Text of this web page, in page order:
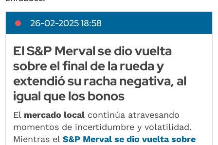
26-02-2025 18:58
El S&P Merval se dio vuelta
sobre el final de la rueda y
extendió su racha negativa, al
igual que los bonos
El mercado local continúa atravesando
momentos de incertidumbre y volatilidad.
Mientras elS&P Merval se dio vuelta sobre